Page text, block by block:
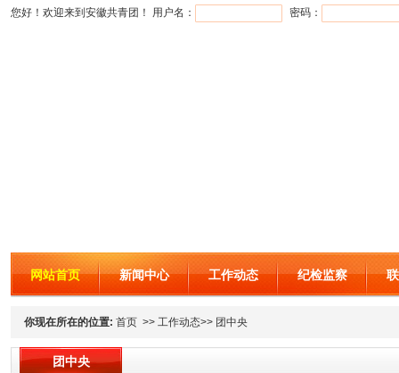
您好！欢迎来到安徽共青团！ 用户名： 密码：
网站首页 新闻中心 工作动态 纪检监察
你现在所在的位置: 首页 >> 工作动态>> 团中央
团中央